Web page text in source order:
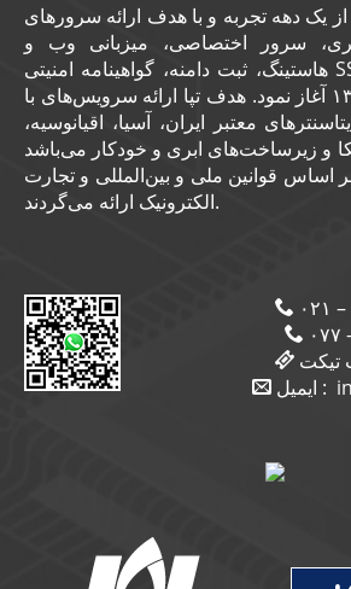
یک دهه تجربه و با هدف ارائه سرورهای
سرور اختصاصی، میزبانی وب و
هاستینگ، ثبت دامنه، گواهینامه امنیتی SSL، فعالیت رسمی
خود را در سال ۱۳۹۳ آغاز نمود. هدف تپا ارائه سرویس‌های با
معتبر ایران، آسیا، اقیانوسیه،
و زیرساخت‌های ابری و خودکار می‌باشد
اساس قوانین ملی و بین‌المللی و تجارت
الکترونیک ارائه می‌گردند.
تیکت
ایمیل :